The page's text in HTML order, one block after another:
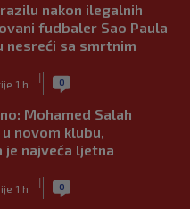
nakon ilegalnih
fudbaler Sao Paula
nesreći sa smrtnim
1 h
| 0
Mohamed Salah
novom klubu,
najveća ljetna
1 h
| 0